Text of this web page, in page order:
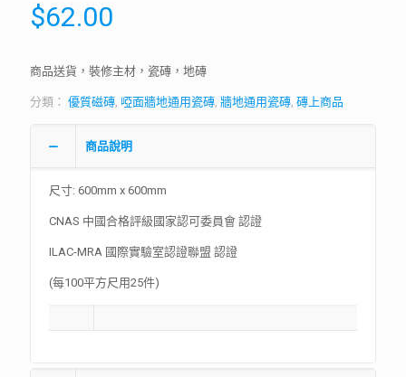
$62.00
商品送貨，裝修主材，瓷磚，地磚
分類： 優質磁磚, 啞面牆地通用瓷磚, 牆地通用瓷磚, 磚上商品
商品說明
尺寸: 600mm x 600mm
CNAS 中國合格評級國家認可委員會 認證
ILAC-MRA 國際實驗室認證聯盟 認證
(每100平方尺用25件)